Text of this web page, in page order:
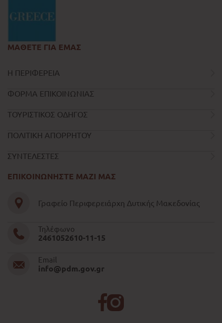
ΜΑΘΕΤΕ ΓΙΑ ΕΜΑΣ
Η ΠΕΡΙΦΕΡΕΙΑ
ΦΟΡΜΑ ΕΠΙΚΟΙΝΩΝΙΑΣ
ΤΟΥΡΙΣΤΙΚΟΣ ΟΔΗΓΟΣ
ΠΟΛΙΤΙΚΗ ΑΠΟΡΡΗΤΟΥ
ΣΥΝΤΕΛΕΣΤΕΣ
ΕΠΙΚΟΙΝΩΝΗΣΤΕ ΜΑΖΙ ΜΑΣ
Γραφείο Περιφερειάρχη Δυτικής Μακεδονίας
Τηλέφωνο
2461052610-11-15
Email
info@pdm.gov.gr